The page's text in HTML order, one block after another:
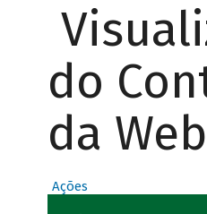
do
da Web
Ações